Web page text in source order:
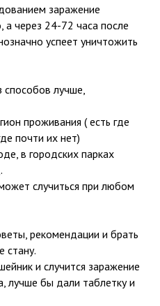
заражение
через 24-72 часа после
успеет уничтожить
способов лучше,
проживания ( есть где
почти их нет)
в городских парках
случиться при любом
рекомендации и брать
стану.
и случится заражение
лучше бы дали таблетку и